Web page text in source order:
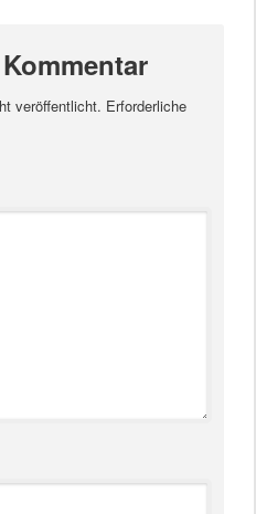
veröffentlicht. Erforderliche